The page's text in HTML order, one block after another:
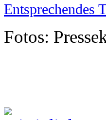
Entsprechendes
Fotos: